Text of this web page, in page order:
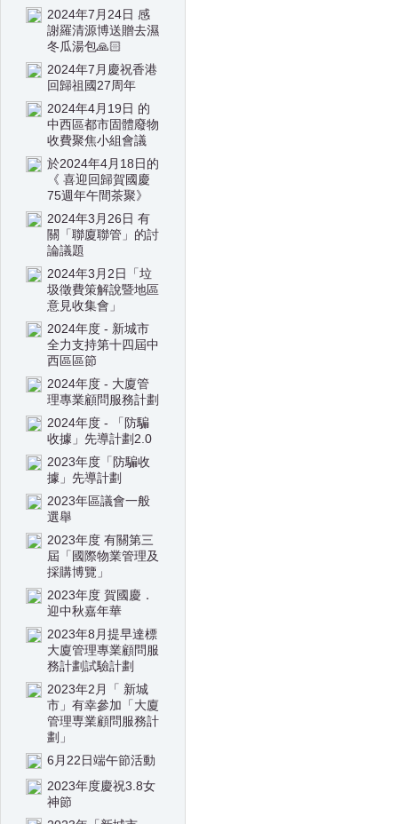
2024年7月24日 感
謝羅清源博送贈去濕
冬瓜湯包🙏🏻
2024年7月慶祝香港
回歸祖國27周年
2024年4月19日 的
中西區都市固體廢物
收費聚焦小組會議
於2024年4月18日的
《 喜迎回歸賀國慶
75週年午間茶聚》
2024年3月26日 有
關「聯廈聯管」的討
論議題
2024年3月2日「垃
圾徵費策解說暨地區
意見收集會」
2024年度 - 新城市
全力支持第十四屆中
西區區節
2024年度 - 大廈管
理專業顧問服務計劃
2024年度 - 「防騙
收據」先導計劃2.0
2023年度「防騙收
據」先導計劃
2023年區議會一般
選舉
2023年度 有關第三
屆「國際物業管理及
採購博覽」
2023年度 賀國慶．
迎中秋嘉年華
2023年8月提早達標
大廈管理專業顧問服
務計劃試驗計劃
2023年2月「 新城
市」有幸參加「大廈
管理専業顧問服務計
劃」
6月22日端午節活動
2023年度慶祝3.8女
神節